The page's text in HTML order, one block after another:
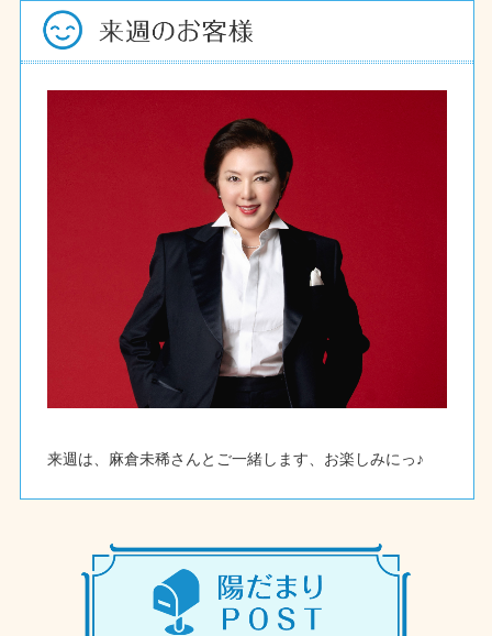
来週は、麻倉未稀さんとご一緒します、お楽しみにっ♪